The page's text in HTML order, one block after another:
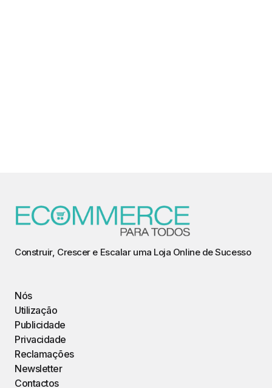
Construir, Crescer e Escalar uma Loja Online de Sucesso
Nós
Utilização
Publicidade
Privacidade
Reclamações
Newsletter
Contactos